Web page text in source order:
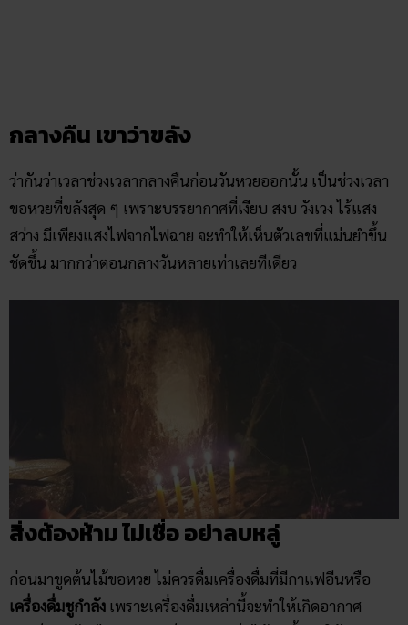
สว่าง มีเพียงแสงไฟจากไฟฉาย จะทำให้เห็นตัวเลขที่แม่นยำขึ้น
ชัดขึ้น มากกว่าตอนกลางวันหลายเท่าเลยทีเดียว
สิ่งต้องห้าม ไม่เชื่อ อย่าลบหลู่
ก่อนมาขูดต้นไม้ขอหวย ไม่ควรดื่มเครื่องดื่มที่มีกาแฟอีนหรือ
เครื่องดื่มชูกำลัง เพราะเครื่องดื่มเหล่านี้จะทำให้เกิดอากาศ
ตาแข็ง ตาค้าง ไม่สามารถเห็นตัวเลขเด็ดได้ ดังนั้นทำให้คอหวย
ท่านใดตั้งใจจะไปขอหวยในคืนวันพรุ่งนี้ อย่าได้ดื่มกาแฟ หรือเอ็
มร้อยเข้าไปเด็ดขาด มิฉะนั้นอดได้เลขมาแทงงวดนี้ไม่รู้ด้วยนะ